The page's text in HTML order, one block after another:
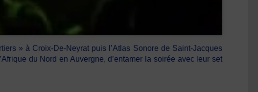
» à Croix-De-Neyrat puis l’Atlas Sonore de Saint-Jacques
du Nord en Auvergne, d’entamer la soirée avec leur set